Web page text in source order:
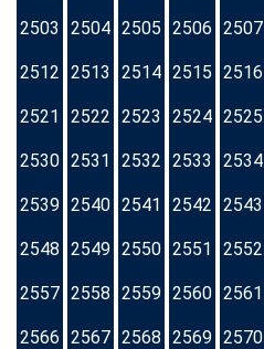
2503 2504 2505 2506 2507
2512 2513 2514 2515 2516
2521 2522 2523 2524 2525
2530 2531 2532 2533 2534
2539 2540 2541 2542 2543
2548 2549 2550 2551 2552
2557 2558 2559 2560 2561
2566 2567 2568 2569 2570